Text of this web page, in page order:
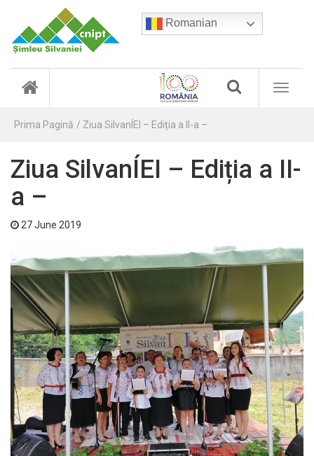
Romanian
T
e
t
(
r
n
t
)
Prima Pagină Ziua SilvanÍEI – Ediția a II-a –
Ziua SilvanÍEI – Ediția a II-
a –
27 June 2019